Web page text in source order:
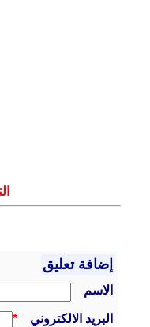
إضافة تعليق
الاسم
البريد الالكتروني
*